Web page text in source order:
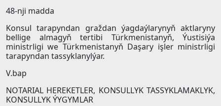
48-nji madda
Konsul tarapyndan graždan ýagdaýlarynyň aktlaryny
bellige almagyň tertibi Türkmenistanyň, Ýustisiýa
ministrligi we Türkmenistanyň Daşary işler ministrligi
tarapyndan tassyklanylýar.
V.bap
NOTARIAL HEREKETLER, KONSULLYK TASSYKLAMAKLYK,
KONSULLYK ÝYGYMLAR